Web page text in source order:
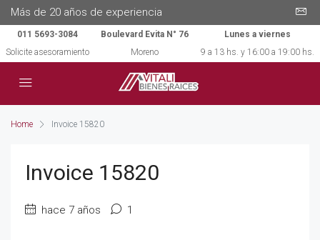
Más de 20 años de experiencia
011 5693-3084
Solicite asesoramiento
Boulevard Evita N° 76
Moreno
Lunes a viernes
9 a 13 hs. y 16:00 a 19:00 hs.
Home Invoice 15820
Invoice 15820
hace 7 años 1